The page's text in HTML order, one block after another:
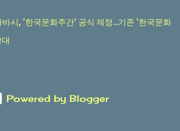
시, ‘한국문화주간’ 공식 제정...기존 ‘한국문화
Powered by Blogger